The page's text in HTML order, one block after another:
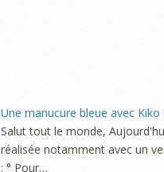
Une manucure bleue avec Kiko !
Salut tout le monde,
réalisée notamment avec un
: ° Pour…